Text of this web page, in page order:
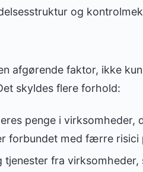
og
afgørende faktor, ikke
skyldes flere forhold:
penge i virksomheder,
forbundet med færre risici
fra virksomheder,